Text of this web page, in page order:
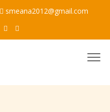
smeana2012@gmail.com